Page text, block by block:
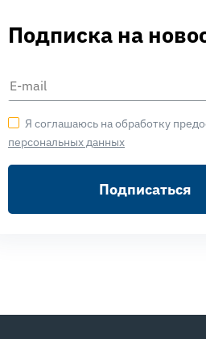
Подписка на
Я соглашаюсь на обработку
персональных данных
Подписаться